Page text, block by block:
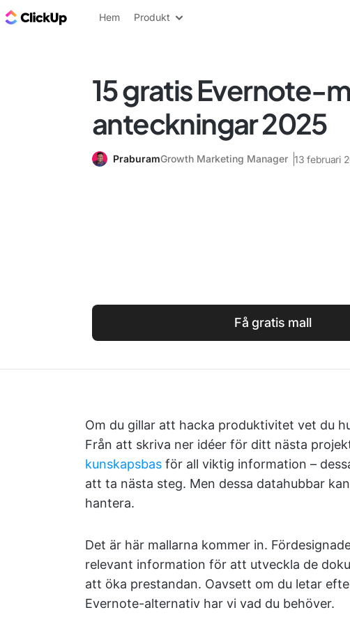
ClickUp-bloggen
Hem Produkt
15 gratis Evernote-
anteckningar 2025
PraburamGrowth Marketing Manager 13 februari
Få gratis mall
Om du gillar att hacka produktivitet vet du
Från att skriva ner idéer för ditt nästa
kunskapsbas för all viktig information –
att ta nästa steg. Men dessa datahubbar
hantera.
Det är här mallarna kommer in.
relevant information för att utveckla de
att öka prestandan. Oavsett om du letar
Evernote-alternativ har vi vad du behöver.